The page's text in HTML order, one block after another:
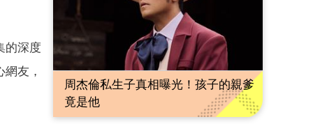
的深度
友，
周杰倫私生子真相曝光！孩子的親爹
竟是他